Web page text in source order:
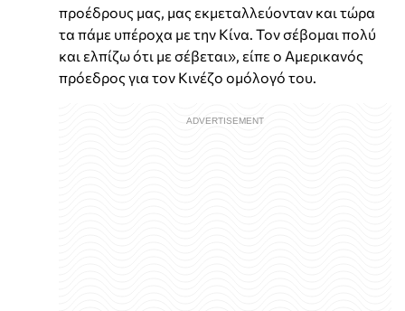
προέδρους μας, μας εκμεταλλεύονταν και τώρα
τα πάμε υπέροχα με την Κίνα. Τον σέβομαι πολύ
και ελπίζω ότι με σέβεται», είπε ο Αμερικανός
πρόεδρος για τον Κινέζο ομόλογό του.